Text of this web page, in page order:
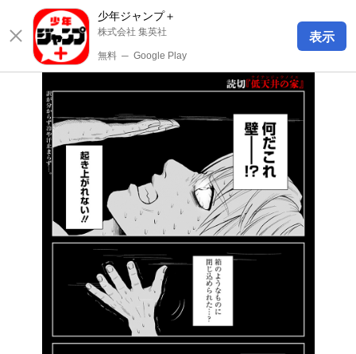
少年ジャンプ＋
株式会社 集英社
無料 ─ Google Play
表示